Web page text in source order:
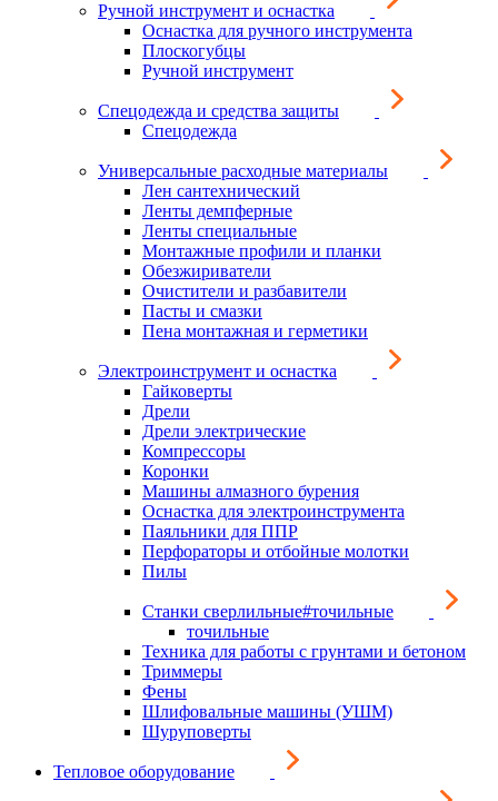
Ручной инструмент и оснастка
Оснастка для ручного инструмента
Плоскогубцы
Ручной инструмент
Спецодежда и средства защиты
Спецодежда
Универсальные расходные материалы
Лен сантехнический
Ленты демпферные
Ленты специальные
Монтажные профили и планки
Обезжириватели
Очистители и разбавители
Пасты и смазки
Пена монтажная и герметики
Электроинструмент и оснастка
Гайковерты
Дрели
Дрели электрические
Компрессоры
Коронки
Машины алмазного бурения
Оснастка для электроинструмента
Паяльники для ППР
Перфораторы и отбойные молотки
Пилы
Станки сверлильные#точильные
точильные
Техника для работы с грунтами и бетоном
Триммеры
Фены
Шлифовальные машины (УШМ)
Шуруповерты
Тепловое оборудование